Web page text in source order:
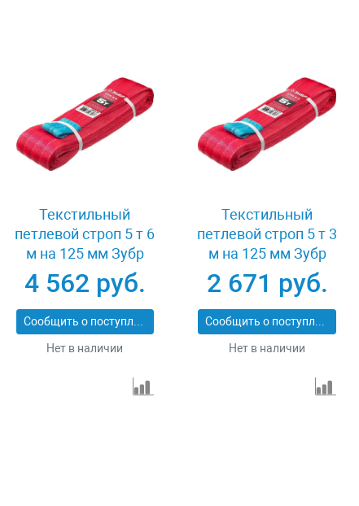
Текстильный
петлевой строп 5 т 6
м на 125 мм Зубр
43555-5-6
4 562 руб.
Сообщить о поступлении
Нет в наличии
Текстильный
петлевой строп 5 т 3
м на 125 мм Зубр
43555-5-3
2 671 руб.
Сообщить о поступлении
Нет в наличии